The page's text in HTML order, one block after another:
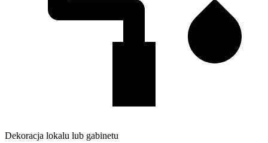
Dekoracja lokalu lub gabinetu